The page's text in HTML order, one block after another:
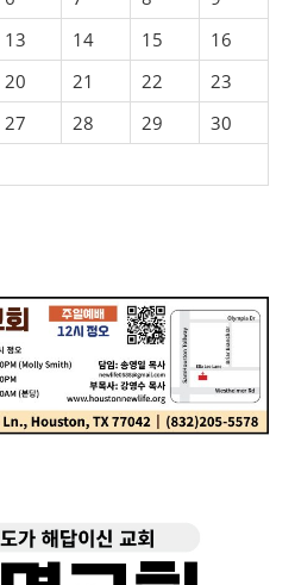
13 14 15
16
20 21 22
23
27 28 29
30